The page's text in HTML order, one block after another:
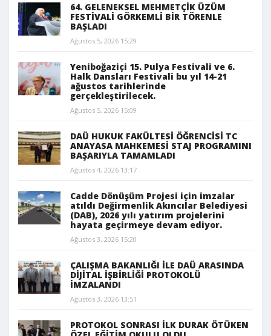
64. GELENEKSEL MEHMETÇİK ÜZÜM
FESTİVALİ GÖRKEMLİ BİR TÖRENLE
BAŞLADI
Ağustos 5, 2026 15:29
Yeniboğaziçi 15. Pulya Festivali ve 6.
Halk Dansları Festivali bu yıl 14-21
ağustos tarihlerinde
gerçekleştirilecek.
Ağustos 5, 2026 15:09
DAÜ HUKUK FAKÜLTESİ ÖĞRENCİSİ TC
ANAYASA MAHKEMESİ STAJ PROGRAMINI
BAŞARIYLA TAMAMLADI
Ağustos 4, 2026 13:17
Cadde Dönüşüm Projesi için imzalar
atıldı Değirmenlik Akıncılar Belediyesi
(DAB), 2026 yılı yatırım projelerini
hayata geçirmeye devam ediyor.
Ağustos 3, 2026 15:20
ÇALIŞMA BAKANLIĞI İLE DAÜ ARASINDA
DİJİTAL İŞBİRLİĞİ PROTOKOLÜ
İMZALANDI
Ağustos 3, 2026 13:51
PROTOKOL SONRASI İLK DURAK ÖTÜKEN